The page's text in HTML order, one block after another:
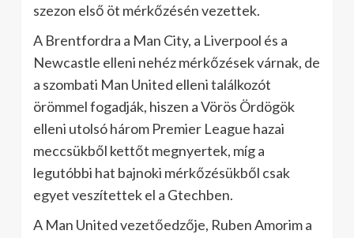
szezon első öt mérkőzésén vezettek.
A Brentfordra a Man City, a Liverpool és a
Newcastle elleni nehéz mérkőzések várnak, de
a szombati Man United elleni találkozót
örömmel fogadják, hiszen a Vörös Ördögök
elleni utolsó három Premier League hazai
meccsükből kettőt megnyertek, míg a
legutóbbi hat bajnoki mérkőzésükből csak
egyet veszítettek el a Gtechben.
A Man United vezetőedzője, Ruben Amorim a